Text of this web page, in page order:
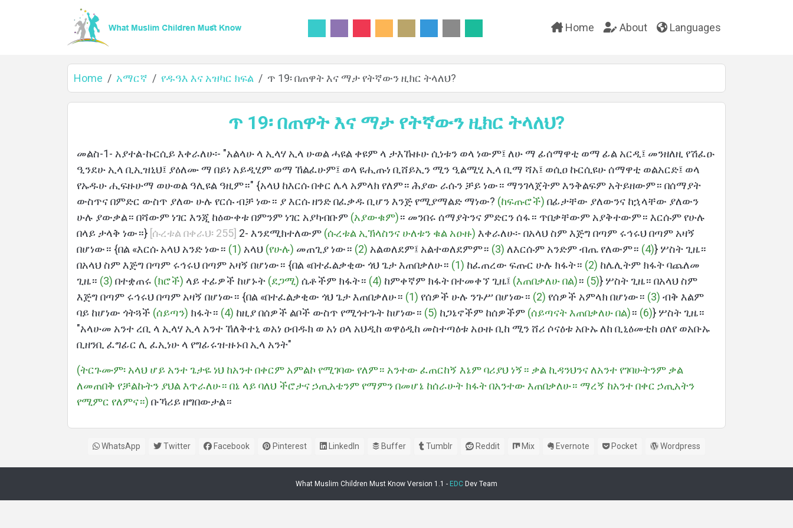
Languages
Home About Languages
Home አማርኛ የዱዓእ እና አዝካር ክፍል ጥ 19፡ በጠዋት እና ማታ የትኛውን ዚክር ትላለህ?
ጥ 19፡ በጠዋት እና ማታ የትኛውን ዚክር ትላለህ?
መልስ-1- አያተል-ኩርሲይ እቀራለሁ፡- "አልላሁ ላ ኢላሃ ኢላ ሁወል ሓዩል ቀዩም ላ ታእኹዙሁ ሲነቱን ወላ ነውም፤ ለሁ ማ ፊሰማዋቲ ወማ ፊል አርዲ፤ መንዘለዚ የሽፈዑ
ዒንደሁ ኢላ ቢኢዝኒህ፤ ያዕለሙ ማ በይነ አይዲሂም ወማ ኸልፈሁም፤ ወላ ዩሒጡነ ቢሸይኢን ሚን ዒልሚሂ ኢላ ቢማ ሻአ፤ ወሲዐ ኩርሲዩሁ ሰማዋቲ ወልአርድ፤ ወላ
የኡዱሁ ሒፍዙሁማ ወሁወል ዓሊዩል ዓዚም።" {አላህ ከእርሱ በቀር ሌላ አምላክ የለም። ሕያው ራሱን ቻይ ነው። ማንገላጀትም እንቅልፍም አትይዘውም። በሰማያት
ውስጥና በምድር ውስጥ ያለው ሁሉ የርሱ ብቻ ነው። ያ እርሱ ዘንድ በፈቃዱ ቢሆን እንጅ የሚያማልድ ማነው? (ከፍጡሮች) በፊታቸው ያለውንና ከኋላቸው ያለውን
ሁሉ ያውቃል። በሻውም ነገር እንጂ ከዕውቀቱ በምንም ነገር አያካብቡም (አያውቁም)። መንበሩ ሰማያትንና ምድርን ሰፋ። ጥበቃቸውም አያቅተውም። እርሱም የሁሉ
በላይ ታላቅ ነው።} [ሱረቱል በቀራህ፡ 255] 2- እንደሚክተለውም (ሱረቱል ኢኽላስንና ሁለቱን ቁል አዑዙ) እቀራለሁ፡- በአላህ ስም እጅግ በጣም ሩኅሩህ በጣም አዛኝ
በሆነው። {በል «እርሱ አላህ አንድ ነው። (1) አላህ (የሁሉ) መጠጊያ ነው። (2) አልወለደም፤ አልተወለደምም። (3) ለእርሱም አንድም ብጤ የለውም። (4)} ሦስት ጊዜ።
በአላህ ስም እጅግ በጣም ሩኅሩህ በጣም አዛኝ በሆነው። {በል «በተፈልቃቂው ጎህ ጌታ እጠበቃለሁ። (1) ከፈጠረው ፍጡር ሁሉ ክፋት። (2) ከሌሊትም ክፋት ባጨለመ
ጊዜ። (3) በተቋጠሩ (ክሮች) ላይ ተፊዎች ከሆኑት (ደጋሚ) ሴቶችም ክፋት። (4) ከምቀኛም ክፋት በተመቀኘ ጊዜ፤ (እጠበቃለሁ በል)። (5)} ሦስት ጊዜ። በአላህ ስም
እጅግ በጣም ሩኅሩህ በጣም አዛኝ በሆነው። {በል «በተፈልቃቂው ጎህ ጌታ እጠበቃለሁ። (1) የሰዎች ሁሉ ንጉሥ በሆነው። (2) የሰዎች አምላክ በሆነው። (3) ብቅ እልም
ባይ ከሆነው ጎትጓች (ሰይጣን) ክፋት። (4) ከዚያ በሰዎች ልቦች ውስጥ የሚጎተጉት ከሆነው። (5) ከጋኔኖችም ከሰዎችም (ሰይጣናት እጠበቃለሁ በል)። (6)} ሦስት ጊዜ።
"አላሁመ አንተ ረቢ ላ ኢላሃ ኢላ አንተ ኸለቅተኒ ወአነ ዐብዱክ ወ አነ ዐላ አህዲከ ወዋዕዲከ መስተጣዕቱ አዑዙ ቢከ ሚን ሸሪ ሶናዕቱ አቡኡ ለከ ቢኒዕመቲከ ዐለየ ወአቡኡ
ቢዘንቢ ፈግፊር ሊ ፈኢነሁ ላ የግፊሩዝ-ዙኑበ ኢላ አንት"
(ትርጉሙም፡ አላህ ሆይ አንተ ጌታዬ ነህ ከአንተ በቀርም አምልኮ የሚገባው የለም። አንተው ፈጠርከኝ እኔም ባሪያህ ነኝ። ቃል ኪዳንህንና ለአንተ የገባሁትንም ቃል
ለመጠበቅ የቻልኩትን ያህል እጥራለሁ። በኔ ላይ ባለህ ችሮታና ኃጢአቴንም የማምን በመሆኔ ከሰራሁት ክፋት በአንተው እጠበቃለሁ። ማረኝ ከአንተ በቀር ኃጢአትን
የሚምር የለምና።) ቡኻሪይ ዘግበውታል።
WhatsApp Twitter Facebook Pinterest LinkedIn Buffer Tumblr Reddit Mix Evernote Pocket Wordpress
What Muslim Children Must Know Version 1.1 - EDC Dev Team